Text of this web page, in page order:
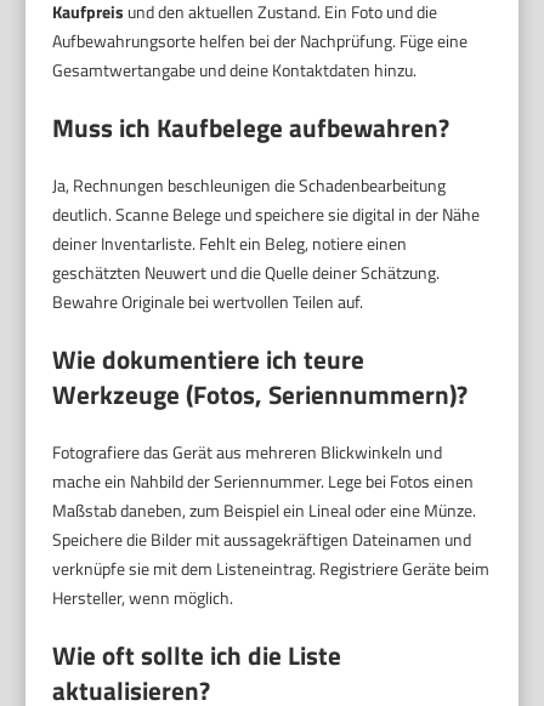
Kaufpreis und den aktuellen Zustand. Ein Foto und die
Aufbewahrungsorte helfen bei der Nachprüfung. Füge eine
Gesamtwertangabe und deine Kontaktdaten hinzu.
Muss ich Kaufbelege aufbewahren?
Ja, Rechnungen beschleunigen die Schadenbearbeitung
deutlich. Scanne Belege und speichere sie digital in der Nähe
deiner Inventarliste. Fehlt ein Beleg, notiere einen
geschätzten Neuwert und die Quelle deiner Schätzung.
Bewahre Originale bei wertvollen Teilen auf.
Wie dokumentiere ich teure
Werkzeuge (Fotos, Seriennummern)?
Fotografiere das Gerät aus mehreren Blickwinkeln und
mache ein Nahbild der Seriennummer. Lege bei Fotos einen
Maßstab daneben, zum Beispiel ein Lineal oder eine Münze.
Speichere die Bilder mit aussagekräftigen Dateinamen und
verknüpfe sie mit dem Listeneintrag. Registriere Geräte beim
Hersteller, wenn möglich.
Wie oft sollte ich die Liste
aktualisieren?